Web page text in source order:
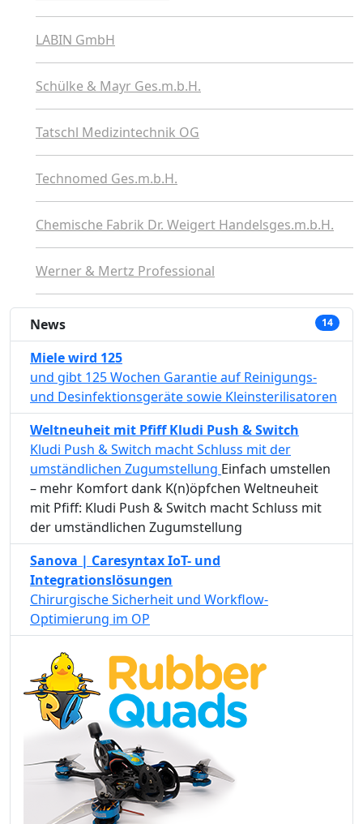
LABIN GmbH
Schülke & Mayr Ges.m.b.H.
Tatschl Medizintechnik OG
Technomed Ges.m.b.H.
Chemische Fabrik Dr. Weigert Handelsges.m.b.H.
Werner & Mertz Professional
News 14
Miele wird 125
und gibt 125 Wochen Garantie auf Reinigungs-
und Desinfektionsgeräte sowie Kleinsterilisatoren
Weltneuheit mit Pfiff Kludi Push & Switch
Kludi Push & Switch macht Schluss mit der
umständlichen Zugumstellung Einfach umstellen
– mehr Komfort dank K(n)öpfchen Weltneuheit
mit Pfiff: Kludi Push & Switch macht Schluss mit
der umständlichen Zugumstellung
Sanova | Caresyntax IoT- und
Integrationslösungen
Chirurgische Sicherheit und Workflow-
Optimierung im OP